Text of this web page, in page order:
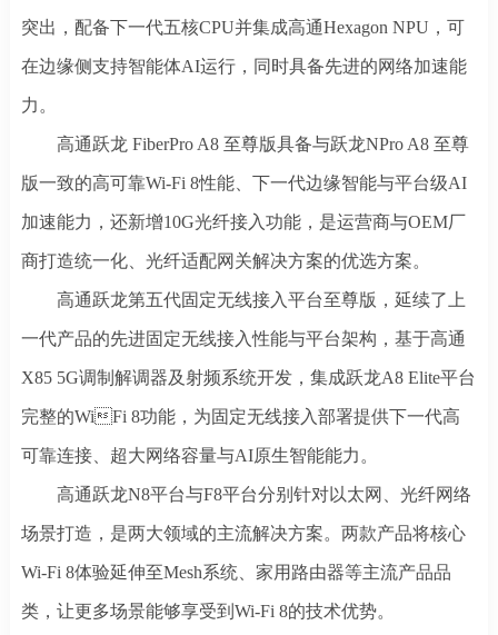
突出，配备下一代五核CPU并集成高通Hexagon NPU，可
在边缘侧支持智能体AI运行，同时具备先进的网络加速能
力。
高通跃龙 FiberPro A8 至尊版具备与跃龙NPro A8 至尊
版一致的高可靠Wi-Fi 8性能、下一代边缘智能与平台级AI
加速能力，还新增10G光纤接入功能，是运营商与OEM厂
商打造统一化、光纤适配网关解决方案的优选方案。
高通跃龙第五代固定无线接入平台至尊版，延续了上
一代产品的先进固定无线接入性能与平台架构，基于高通
X85 5G调制解调器及射频系统开发，集成跃龙A8 Elite平台
完整的WiFi 8功能，为固定无线接入部署提供下一代高
可靠连接、超大网络容量与AI原生智能能力。
高通跃龙N8平台与F8平台分别针对以太网、光纤网络
场景打造，是两大领域的主流解决方案。两款产品将核心
Wi-Fi 8体验延伸至Mesh系统、家用路由器等主流产品品
类，让更多场景能够享受到Wi-Fi 8的技术优势。